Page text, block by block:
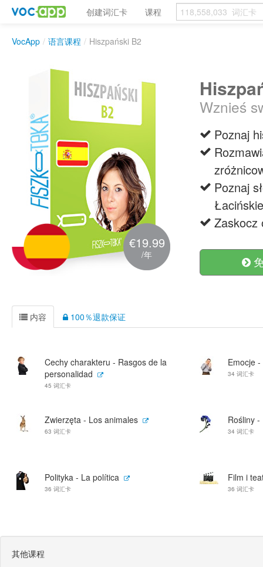
创建词汇卡 课程
VocApp / 语言课程 / Hiszpański B2
€19.99
/年
Wznieś
Poznaj
Poznaj
Zaskocz
内容 100％退款保证
Cechy charakteru - Rasgos de la
personalidad
45 词汇卡
Emocje
34 词汇卡
Zwierzęta - Los animales
63 词汇卡
Rośliny
34 词汇卡
Polityka - La política
36 词汇卡
Film i
36 词汇卡
其他课程